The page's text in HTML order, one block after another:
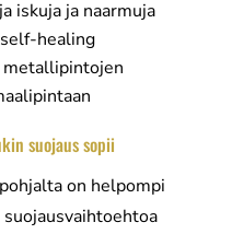
iskuja ja naarmuja
healing
suojaus sopii
on helpompi